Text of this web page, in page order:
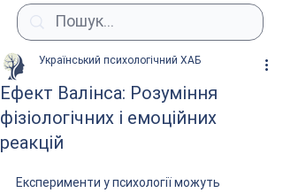
Ефект Валінса: Розуміння
фізіологічних і емоційних
реакцій
Український психологічний ХАБ
Експерименти у психології можуть